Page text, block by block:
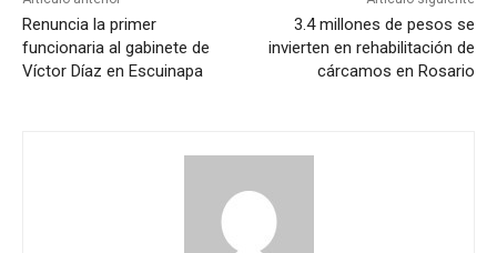
Renuncia la primer
funcionaria al gabinete de
Víctor Díaz en Escuinapa
3.4 millones de pesos se
invierten en rehabilitación de
cárcamos en Rosario